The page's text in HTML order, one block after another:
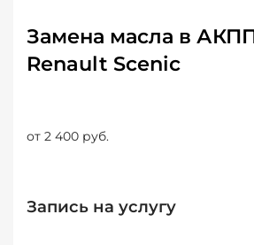
Замена масла в
Renault Scenic
от 2 400 руб.
Запись на услугу